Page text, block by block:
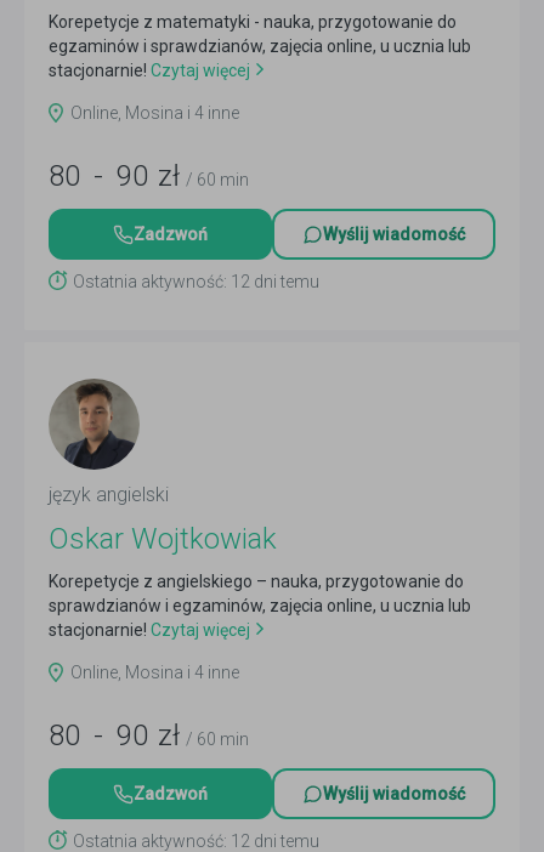
Korepetycje z matematyki - nauka, przygotowanie do
egzaminów i sprawdzianów, zajęcia online, u ucznia lub
stacjonarnie! Czytaj więcej
Online, Mosina i 4 inne
80 - 90 zł / 60 min
Zadzwoń Wyślij wiadomość
Ostatnia aktywność: 12 dni temu
język angielski
Oskar Wojtkowiak
Korepetycje z angielskiego – nauka, przygotowanie do
sprawdzianów i egzaminów, zajęcia online, u ucznia lub
stacjonarnie! Czytaj więcej
Online, Mosina i 4 inne
80 - 90 zł / 60 min
Zadzwoń Wyślij wiadomość
Ostatnia aktywność: 12 dni temu